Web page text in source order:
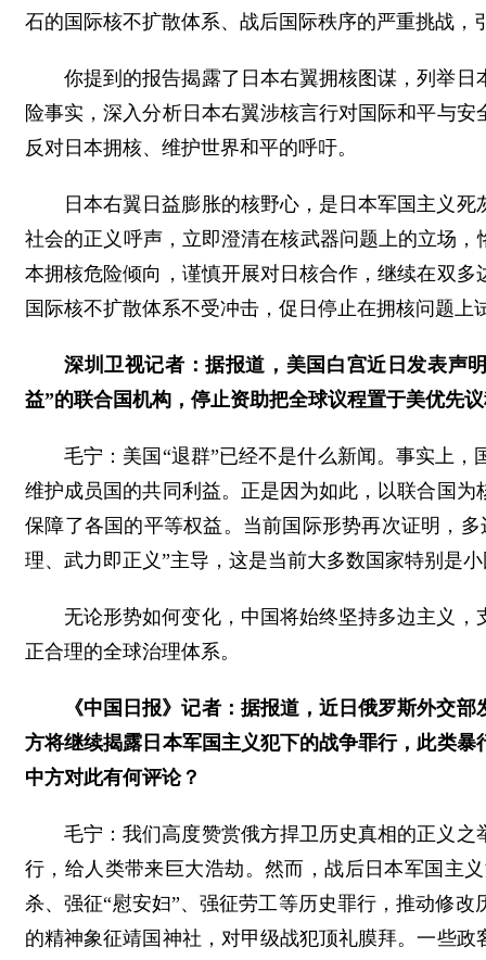
石的国际核不扩散体系、战后国际秩序的严重挑战
你提到的报告揭露了日本右翼拥核图谋，列举
险事实，深入分析日本右翼涉核言行对国际和平与
反对日本拥核、维护世界和平的呼吁。
日本右翼日益膨胀的核野心，是日本军国主义
社会的正义呼声，立即澄清在核武器问题上的立场
本拥核危险倾向，谨慎开展对日核合作，继续在双
国际核不扩散体系不受冲击，促日停止在拥核问题上
深圳卫视记者：据报道，美国白宫近日发表声
益”的联合国机构，停止资助把全球议程置于美优先
毛宁：美国“退群”已经不是什么新闻。事实上
维护成员国的共同利益。正是因为如此，以联合国
保障了各国的平等权益。当前国际形势再次证明，
理、武力即正义”主导，这是当前大多数国家特别是
无论形势如何变化，中国将始终坚持多边主义
正合理的全球治理体系。
《中国日报》记者：据报道，近日俄罗斯外交
方将继续揭露日本军国主义犯下的战争罪行，此类
中方对此有何评论？
毛宁：我们高度赞赏俄方捍卫历史真相的正义
行，给人类带来巨大浩劫。然而，战后日本军国主
杀、强征“慰安妇”、强征劳工等历史罪行，推动修
的精神象征靖国神社，对甲级战犯顶礼膜拜。一些